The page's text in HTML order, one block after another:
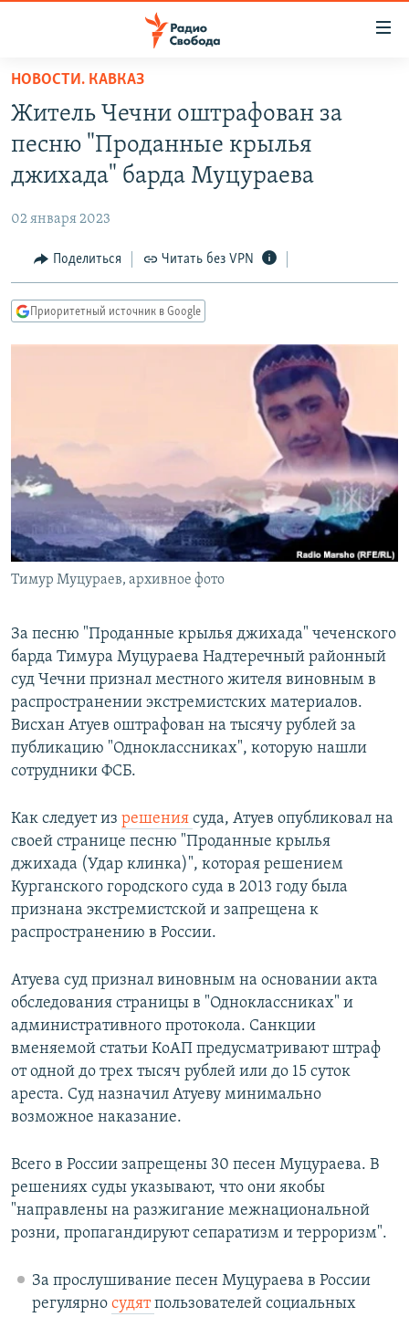
упрощенного
доступа
основному
Вернутся
Вернутся
ПОДКАСТЫ
АВТОРСКИЕ ПРОЕКТЫ
МНЕНИЯ
КУЛЬТУРА
КАВКАЗ.РЕАЛИИ
ПОДПИШИТЕСЬ НА РАССЫЛКУ
СОЦИАЛЬНЫЕ СЕТИ
Все сайты РСЕ/РС
НОВОСТИ. КАВКАЗ
Житель Чечни оштрафован за
песню "Проданные крылья
джихада" барда Муцураева
02 января 2023
Поделиться Читать без VPN
Приоритетный источник в Google
Тимур Муцураев, архивное фото
За песню "Проданные крылья джихада" чеченского
барда Тимура Муцураева Надтеречный районный
суд Чечни признал местного жителя виновным в
распространении экстремистских материалов.
Висхан Атуев оштрафован на тысячу рублей за
публикацию "Одноклассниках", которую нашли
сотрудники ФСБ.
Как следует из решения суда, Атуев опубликовал на
своей странице песню "Проданные крылья
джихада (Удар клинка)", которая решением
Курганского городского суда в 2013 году была
признана экстремистской и запрещена к
распространению в России.
Атуева суд признал виновным на основании акта
обследования страницы в "Одноклассниках" и
административного протокола. Санкции
вменяемой статьи КоАП предусматривают штраф
от одной до трех тысяч рублей или до 15 суток
ареста. Суд назначил Атуеву минимально
возможное наказание.
Всего в России запрещены 30 песен Муцураева. В
решениях суды указывают, что они якобы
"направлены на разжигание межнациональной
розни, пропагандируют сепаратизм и терроризм".
За прослушивание песен Муцураева в России
регулярно судятпользователей социальных